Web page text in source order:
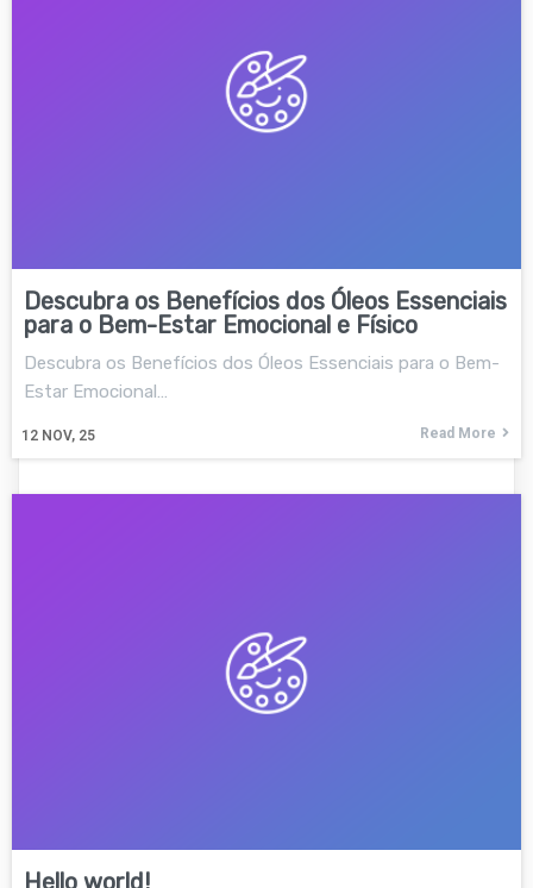
Descubra os Benefícios dos Óleos Essenciais
para o Bem-Estar Emocional e Físico
12 NOV, 25
Descubra os Benefícios dos Óleos Essenciais para o Bem-
Estar Emocional…
Read More
Hello world!